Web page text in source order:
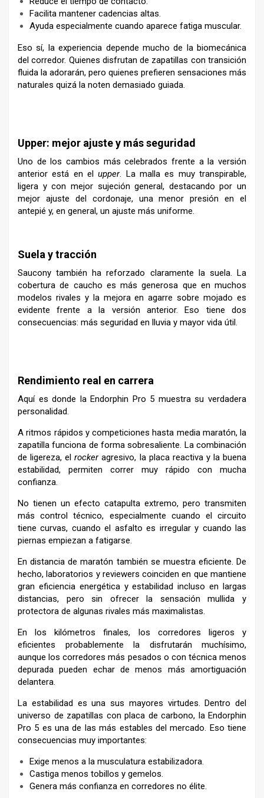
Facilita mantener cadencias altas.
Ayuda especialmente cuando aparece fatiga muscular.
Eso sí, la experiencia depende mucho de la biomecánica
del corredor. Quienes disfrutan de zapatillas con transición
fluida la adorarán, pero quienes prefieren sensaciones más
naturales quizá la noten demasiado guiada.
Upper: mejor ajuste y más seguridad
Uno de los cambios más celebrados frente a la versión
anterior está en elupper. La malla es muy transpirable,
ligera y con mejor sujeción general, destacando por un
mejor ajuste del cordonaje, una menor presión en el
antepié y, en general, un ajuste más uniforme.
Suela y tracción
Saucony también ha reforzado claramente la suela. La
cobertura de caucho es más generosa que en muchos
modelos rivales y la mejora en agarre sobre mojado es
evidente frente a la versión anterior. Eso tiene dos
consecuencias: más seguridad en lluvia y mayor vida útil.
Rendimiento real en carrera
Aquí es donde la Endorphin Pro 5 muestra su verdadera
personalidad.
A ritmos rápidos y competiciones hasta media maratón, la
zapatilla funciona de forma sobresaliente. La combinación
de ligereza, elrockeragresivo, la placa reactiva y la buena
estabilidad, permiten correr muy rápido con mucha
confianza.
No tienen un efecto catapulta extremo, pero transmiten
más control técnico, especialmente cuando el circuito
tiene curvas, cuando el asfalto es irregular y cuando las
piernas empiezan a fatigarse.
En distancia de maratón también se muestra eficiente. De
hecho, laboratorios y reviewers coinciden en que mantiene
gran eficiencia energética y estabilidad incluso en largas
distancias, pero sin ofrecer la sensación mullida y
protectora de algunas rivales más maximalistas.
En los kilómetros finales, los corredores ligeros y
eficientes probablemente la disfrutarán muchísimo,
aunque los corredores más pesados o con técnica menos
depurada pueden echar de menos más amortiguación
delantera.
La estabilidad es una sus mayores virtudes. Dentro del
universo de zapatillas con placa de carbono, la Endorphin
Pro 5 es una de las más estables del mercado. Eso tiene
consecuencias muy importantes:
Exige menos a la musculatura estabilizadora.
Castiga menos tobillos y gemelos.
Genera más confianza en corredores no élite.